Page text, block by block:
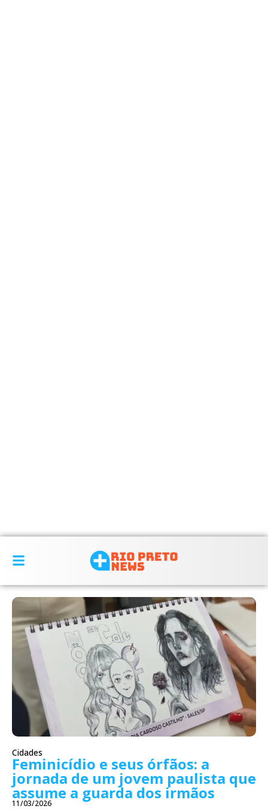
Cidades
Feminicídio e seus órfãos: a
jornada de um jovem paulista que
assume a guarda dos irmãos
11/03/2026